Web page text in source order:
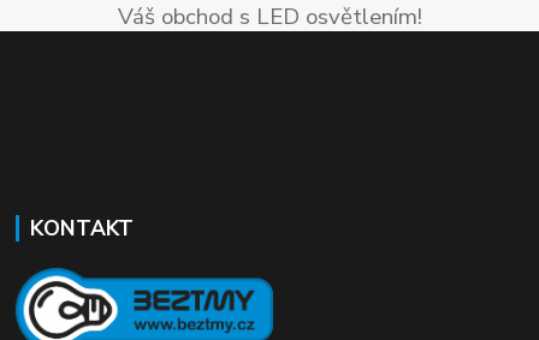
Váš obchod s LED osvětlením!
KONTAKT